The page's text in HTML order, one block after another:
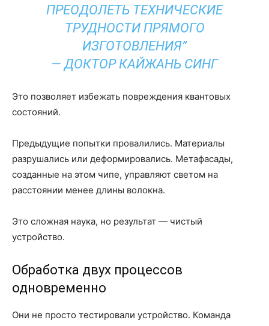
ПРЕОДОЛЕТЬ ТЕХНИЧЕСКИЕ
ТРУДНОСТИ ПРЯМОГО
ИЗГОТОВЛЕНИЯ”
— ДОКТОР КАЙЖАНЬ СИНГ
Это позволяет избежать повреждения квантовых
состояний.
Предыдущие попытки провалились. Материалы
разрушались или деформировались. Метафасады,
созданные на этом чипе, управляют светом на
расстоянии менее длины волокна.
Это сложная наука, но результат — чистый
устройство.
Обработка двух процессов
одновременно
Они не просто тестировали устройство. Команда